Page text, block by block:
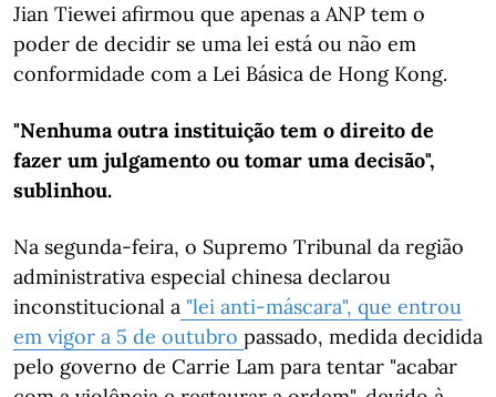
Jian Tiewei afirmou que apenas a ANP tem o
poder de decidir se uma lei está ou não em
conformidade com a Lei Básica de Hong Kong.
"Nenhuma outra instituição tem o direito de
fazer um julgamento ou tomar uma decisão",
sublinhou.
Na segunda-feira, o Supremo Tribunal da região
administrativa especial chinesa declarou
inconstitucional a "lei anti-máscara", que entrou
em vigor a 5 de outubro passado, medida decidida
pelo governo de Carrie Lam para tentar "acabar